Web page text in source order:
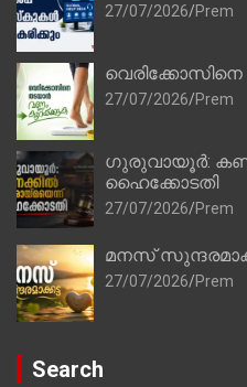
27/07/2026 Prem
27/07/2026 Prem
ഗുരുവായൂർ:
ഹൈക്കോടതി
27/07/2026 Prem
മനസ്
27/07/2026 Prem
Search